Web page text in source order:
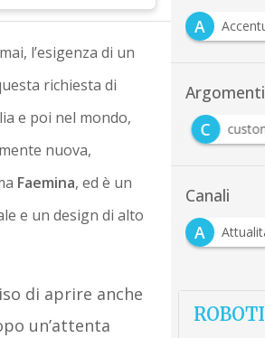
l’esigenza di un
richiesta di
e poi nel mondo,
nuova,
Faemina, ed è un
e un design di alto
di aprire anche
un’attenta
A
Argomenti
C
C
Canali
A